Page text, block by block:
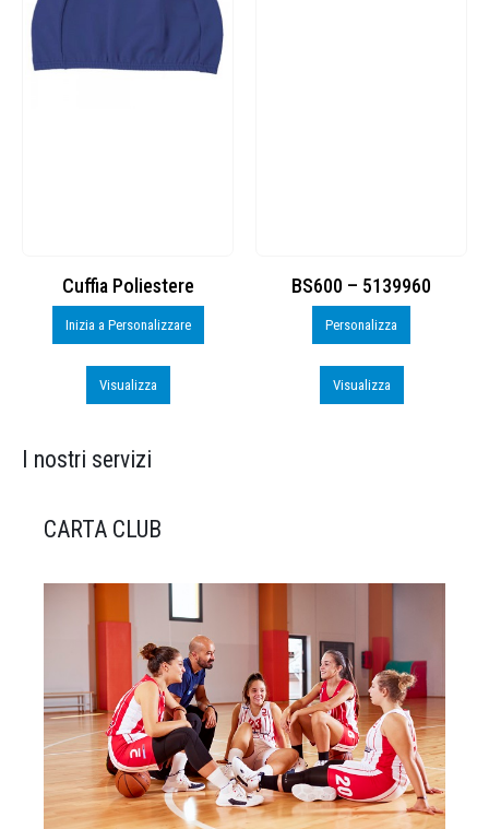
Cuffia Poliestere
Inizia a Personalizzare
Visualizza
BS600 – 5139960
Personalizza
Visualizza
I nostri servizi
CARTA CLUB